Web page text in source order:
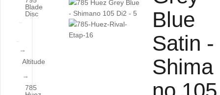
Blue
Satin -
Shima
Blade
Disc
Altitude
785